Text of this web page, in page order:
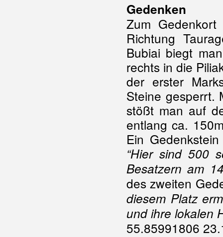
Gedenken
Zum
Richtung
Bubiai biegt
rechts in die
der erster
Steine gesperrt.
stößt man auf
entlang ca.
Ein
“Hier sind 500
Besatzern am
des zweiten
diesem Platz
und ihre lokalen
55.85991806